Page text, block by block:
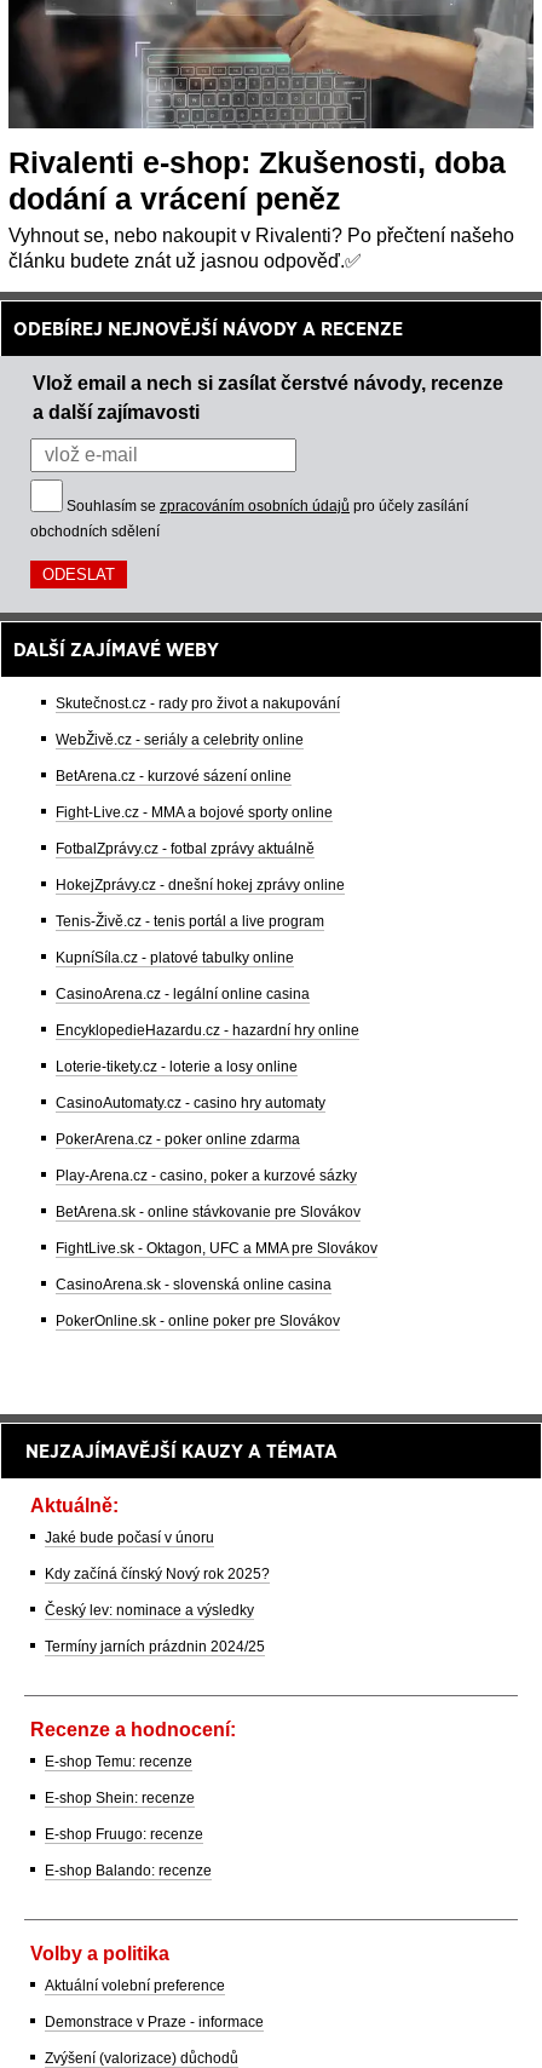
Rivalenti e-shop: Zkušenosti, doba
dodání a vrácení peněz
Vyhnout se, nebo nakoupit v Rivalenti? Po přečtení našeho
článku budete znát už jasnou odpověď.✅
ODEBÍREJ NEJNOVĚJŠÍ NÁVODY A RECENZE
Vlož email a nech si zasílat čerstvé návody, recenze
a další zajímavosti
Souhlasím se zpracováním osobních údajů pro účely zasílání
obchodních sdělení
DALŠÍ ZAJÍMAVÉ WEBY
Skutečnost.cz - rady pro život a nakupování
WebŽivě.cz - seriály a celebrity online
BetArena.cz - kurzové sázení online
Fight-Live.cz - MMA a bojové sporty online
FotbalZprávy.cz - fotbal zprávy aktuálně
HokejZprávy.cz - dnešní hokej zprávy online
Tenis-Živě.cz - tenis portál a live program
KupníSíla.cz - platové tabulky online
CasinoArena.cz - legální online casina
EncyklopedieHazardu.cz - hazardní hry online
Loterie-tikety.cz - loterie a losy online
CasinoAutomaty.cz - casino hry automaty
PokerArena.cz - poker online zdarma
Play-Arena.cz - casino, poker a kurzové sázky
BetArena.sk - online stávkovanie pre Slovákov
FightLive.sk - Oktagon, UFC a MMA pre Slovákov
CasinoArena.sk - slovenská online casina
PokerOnline.sk - online poker pre Slovákov
NEJZAJÍMAVĚJŠÍ KAUZY A TÉMATA
Aktuálně:
Jaké bude počasí v únoru
Kdy začíná čínský Nový rok 2025?
Český lev: nominace a výsledky
Termíny jarních prázdnin 2024/25
Recenze a hodnocení:
E-shop Temu: recenze
E-shop Shein: recenze
E-shop Fruugo: recenze
E-shop Balando: recenze
Volby a politika
Aktuální volební preference
Demonstrace v Praze - informace
Zvýšení (valorizace) důchodů